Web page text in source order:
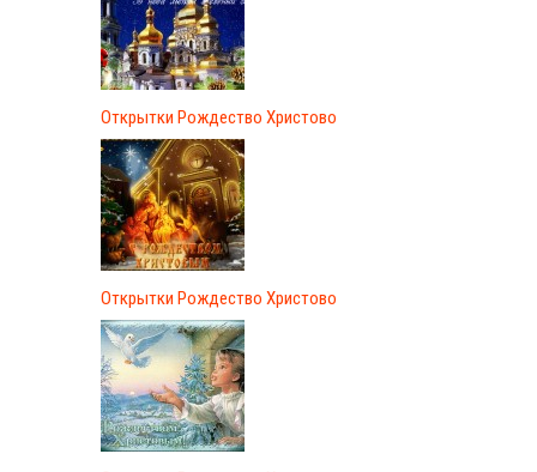
Открытки Рождество Христово
Открытки Рождество Христово